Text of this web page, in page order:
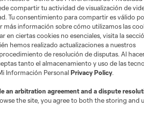
San Jose
Seattle
St. Louis
No vender mi información
League Soccer y MLS son marcas
la MLS o son usadas con el permiso de
compartir tu actividad de visualización de
Tu consentimiento para compartir es válido
información sobre cómo utilizamos las
ciertas cookies no esenciales, visita la
hemos realizado actualizaciones a nuestros
de resolución de disputas. Al
tanto el almacenamiento y uso de las
Información Personal Privacy Policy.
an arbitration agreement and a dispute
the site, you agree to both the storing and